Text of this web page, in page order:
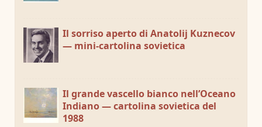
Il sorriso aperto di Anatolij Kuznecov
— mini-cartolina sovietica
Il grande vascello bianco nell’Oceano
Indiano — cartolina sovietica del
1988